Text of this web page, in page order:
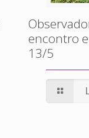
encontro
13/5